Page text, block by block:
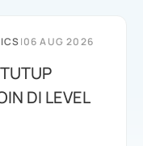
|06 AUG 2026
DI LEVEL